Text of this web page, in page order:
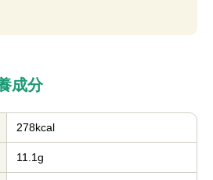
成分
278kcal
11.1g